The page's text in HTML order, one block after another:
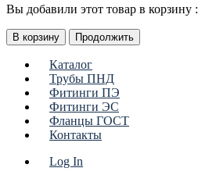
Вы добавили этот товар в корзину :
В корзину Продолжить
Каталог
Трубы ПНД
Фитинги ПЭ
Фитинги ЭС
Фланцы ГОСТ
Контакты
Log In